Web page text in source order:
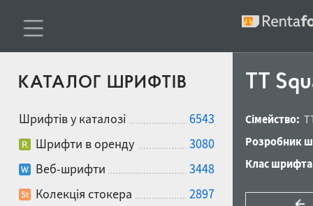
КАТАЛОГ ШРИФТІВ
Шрифтів у каталозі
6543
Шрифти в оренду
3080
Веб-шрифти
3448
Колекція стокера
2897
TT
Сімейство:
Розробник
Клас